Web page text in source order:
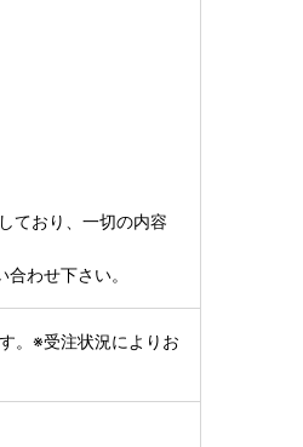
ており、一切の内容
わせ下さい。
。※受注状況によりお